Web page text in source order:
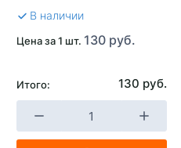
В наличии
Цена за 1 шт. 130 руб.
Итого: 130 руб.